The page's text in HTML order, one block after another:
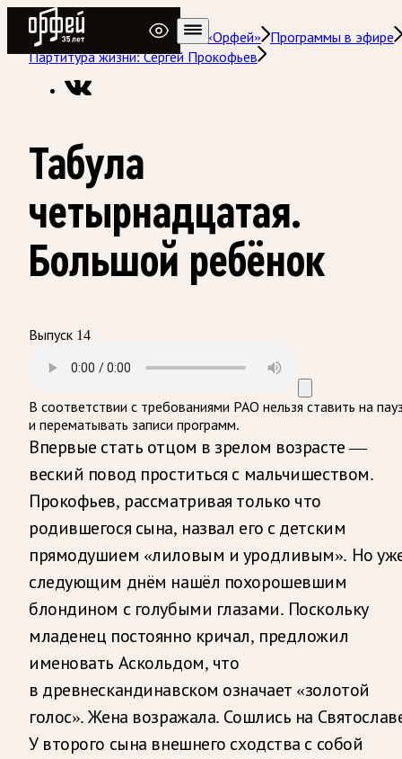
Радио Орфей
Радио классической музыки «Орфей»
Программы в эфире
Партитура жизни: Сергей Прокофьев
Табула
четырнадцатая.
Большой ребёнок
Выпуск 14
В соответствии с требованиями РАО нельзя ставить на
и перематывать записи программ.
Впервые стать отцом в зрелом возрасте —
веский повод проститься с мальчишеством.
Прокофьев, рассматривая только что
родившегося сына, назвал его с детским
прямодушием «лиловым и уродливым». Но
следующим днём нашёл похорошевшим
блондином с голубыми глазами. Поскольку
младенец постоянно кричал, предложил
именовать Аскольдом, что
в древнескандинавском означает «золотой
голос». Жена возражала. Сошлись на
У второго сына внешнего сходства с собой